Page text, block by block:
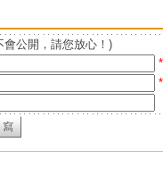
公開，請您放心！)
*
*